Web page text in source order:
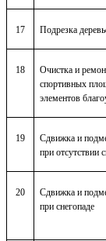
17 Подрезка
18
Очистка и
спортивных
элементов
19
Сдвижка и
при отсутствии
20
Сдвижка и
при снегопаде